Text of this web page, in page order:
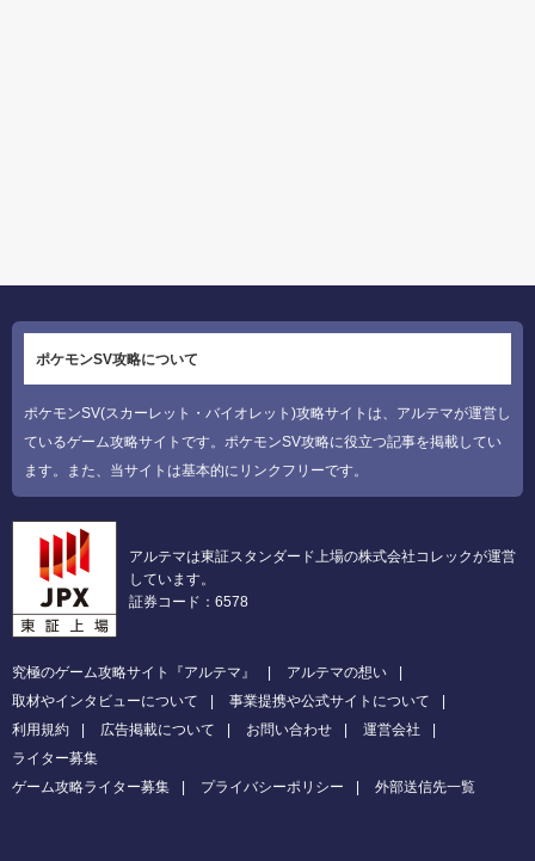
ポケモンSV攻略について
ポケモンSV(スカーレット・バイオレット)攻略サイトは、アルテマが運営し
ているゲーム攻略サイトです。ポケモンSV攻略に役立つ記事を掲載してい
ます。また、当サイトは基本的にリンクフリーです。
アルテマは東証スタンダード上場の株式会社コレックが運営
しています。
証券コード：6578
究極のゲーム攻略サイト『アルテマ』
アルテマの想い
取材やインタビューについて
事業提携や公式サイトについて
利用規約
広告掲載について お問い合わせ
運営会社
ライター募集
ゲーム攻略ライター募集
プライバシーポリシー 外部送信先一覧